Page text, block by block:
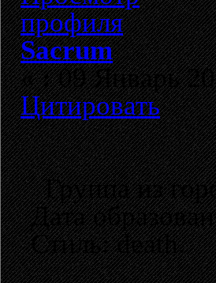
Sacrum
«:09 Январь
Цитировать
Группа из
Дата
Стиль: death.